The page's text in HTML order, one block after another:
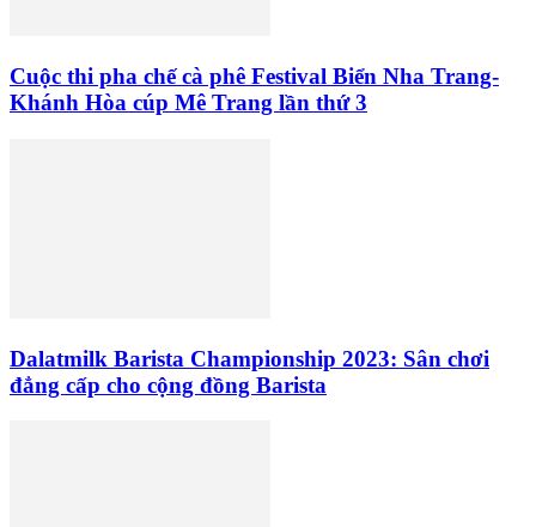
Cuộc thi pha chế cà phê Festival Biển Nha Trang-
Khánh Hòa cúp Mê Trang lần thứ 3
Dalatmilk Barista Championship 2023: Sân chơi
đẳng cấp cho cộng đồng Barista